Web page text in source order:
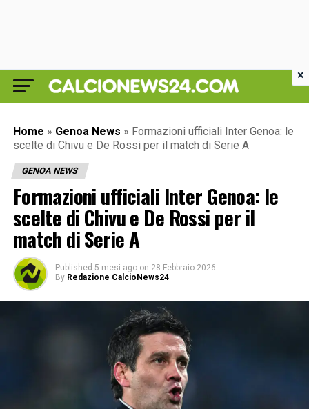
Home » Genoa News » Formazioni ufficiali Inter Genoa: le
scelte di Chivu e De Rossi per il match di Serie A
GENOA NEWS
Formazioni ufficiali Inter Genoa: le
scelte di Chivu e De Rossi per il
match di Serie A
Published 5 mesi ago on 28 Febbraio 2026
By Redazione CalcioNews24
×